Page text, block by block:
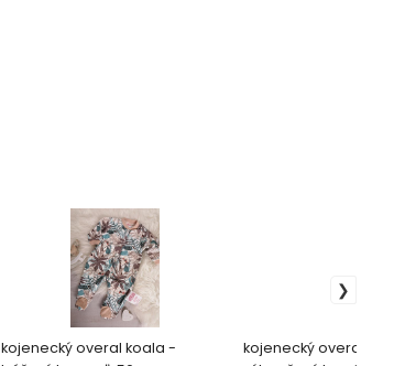
kojenecký overal koala -
kojenecký overal